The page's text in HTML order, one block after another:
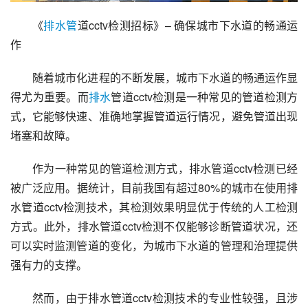
《排水管道cctv检测招标》– 确保城市下水道的畅通运
作
随着城市化进程的不断发展，城市下水道的畅通运作显
得尤为重要。而排水管道cctv检测是一种常见的管道检测方
式，它能够快速、准确地掌握管道运行情况，避免管道出现
堵塞和故障。
作为一种常见的管道检测方式，排水管道cctv检测已经
被广泛应用。据统计，目前我国有超过80%的城市在使用排
水管道cctv检测技术，其检测效果明显优于传统的人工检测
方式。此外，排水管道cctv检测不仅能够诊断管道状况，还
可以实时监测管道的变化，为城市下水道的管理和治理提供
强有力的支撑。
然而，由于排水管道cctv检测技术的专业性较强，且涉